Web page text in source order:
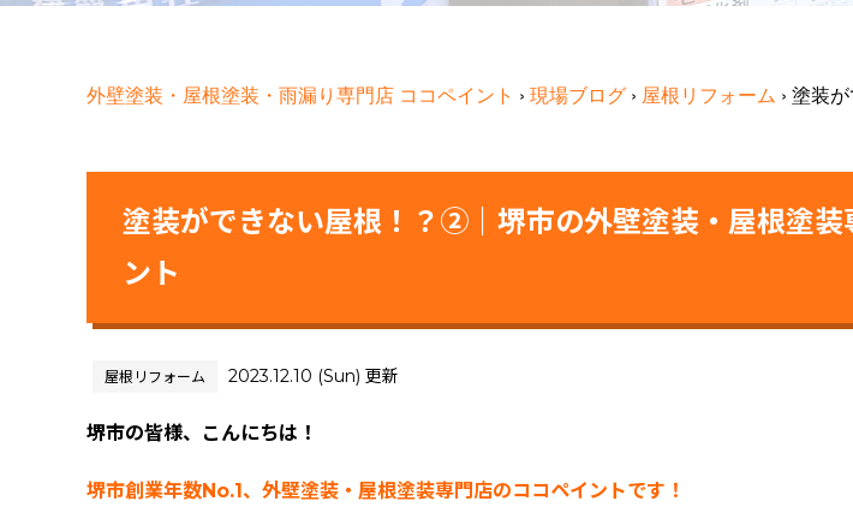
外壁塗装・屋根塗装・雨漏り専門店 ココペイント › 現場ブログ › 屋根リフォーム › 塗装
塗装ができない屋根！？②｜堺市の外壁塗装・屋根塗装
ント
屋根リフォーム 2023.12.10 (Sun) 更新
堺市の皆様、こんにちは！
堺市創業年数No.1、外壁塗装・屋根塗装専門店のココペイントです！